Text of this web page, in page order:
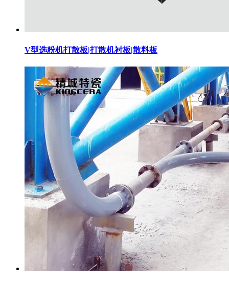
V型选粉机打散板|打散机衬板|散料板